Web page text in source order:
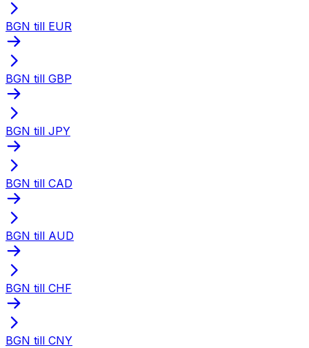
BGN till EUR
BGN till GBP
BGN till JPY
BGN till CAD
BGN till AUD
BGN till CHF
BGN till CNY